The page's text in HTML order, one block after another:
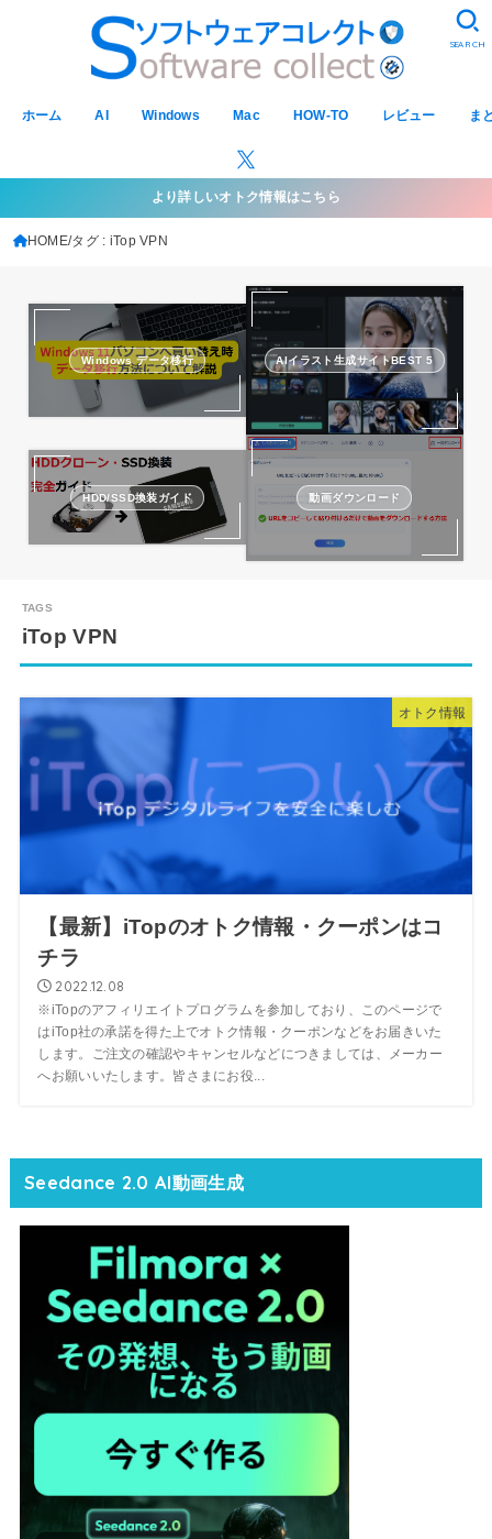
ホーム AI Windows Mac HOW-TO レビュー ま
SEARCH
より詳しいオトク情報はこちら
HOME タグ : iTop VPN
Windows データ移行 AIイラスト生成サイトBEST 5
HDD/SSD換装ガイド 動画ダウンロード
iTop VPN
オトク情報
【最新】iTopのオトク情報・クーポンはコ
チラ
2022.12.08
※iTopのアフィリエイトプログラムを参加しており、このページで
はiTop社の承諾を得た上でオトク情報・クーポンなどをお届きいた
します。ご注文の確認やキャンセルなどにつきましては、メーカー
へお願いいたします。皆さまにお役...
Seedance 2.0 AI動画生成